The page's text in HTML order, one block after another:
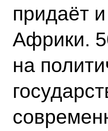
придаёт
Африки.
на